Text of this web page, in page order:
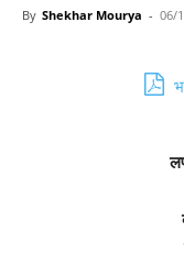
By Shekhar Mourya - 06/